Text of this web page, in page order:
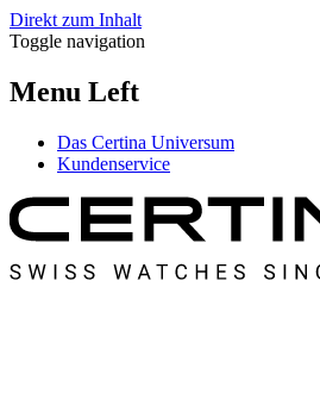
Direkt zum Inhalt
Toggle navigation
Menu Left
Das Certina Universum
Kundenservice